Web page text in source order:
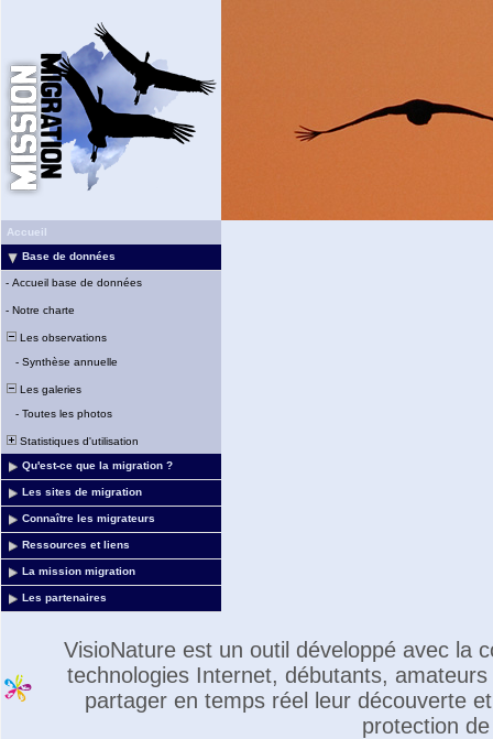
Accueil
Base de données
- Accueil base de données
- Notre charte
Les observations
- Synthèse annuelle
Les galeries
- Toutes les photos
Statistiques d'utilisation
Qu'est-ce que la migration ?
Les sites de migration
Connaître les migrateurs
Ressources et liens
La mission migration
Les partenaires
VisioNature est un outil développé avec la
technologies Internet, débutants,
partager en temps réel leur découverte
protection